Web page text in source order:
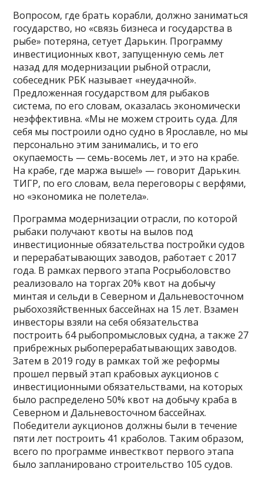
Вопросом, где брать корабли, должно заниматься
государство, но «связь бизнеса и государства в
рыбе» потеряна, сетует Дарькин. Программу
инвестиционных квот, запущенную семь лет
назад для модернизации рыбной отрасли,
собеседник РБК называет «неудачной».
Предложенная государством для рыбаков
система, по его словам, оказалась экономически
неэффективна. «Мы не можем строить суда. Для
себя мы построили одно судно в Ярославле, но мы
персонально этим занимались, и то его
окупаемость — семь-восемь лет, и это на крабе.
На крабе, где маржа выше!» — говорит Дарькин.
ТИГР, по его словам, вела переговоры с верфями,
но «экономика не полетела».
Программа модернизации отрасли, по которой
рыбаки получают квоты на вылов под
инвестиционные обязательства постройки судов
и перерабатывающих заводов, работает с 2017
года. В рамках первого этапа Росрыболовство
реализовало на торгах 20% квот на добычу
минтая и сельди в Северном и Дальневосточном
рыбохозяйственных бассейнах на 15 лет. Взамен
инвесторы взяли на себя обязательства
построить 64 рыбопромысловых судна, а также 27
прибрежных рыбоперерабатывающих заводов.
Затем в 2019 году в рамках той же реформы
прошел первый этап крабовых аукционов с
инвестиционными обязательствами, на которых
было распределено 50% квот на добычу краба в
Северном и Дальневосточном бассейнах.
Победители аукционов должны были в течение
пяти лет построить 41 краболов. Таким образом,
всего по программе инвестквот первого этапа
было запланировано строительство 105 судов.